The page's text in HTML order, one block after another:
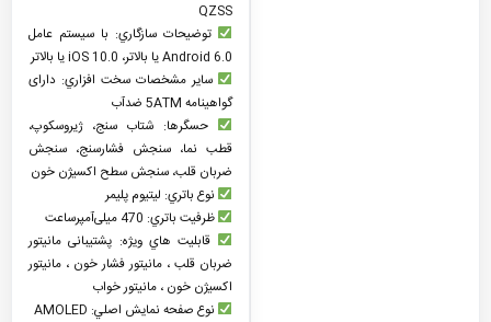
QZSS
توضيحات سازگاري: با سیستم عامل
Android 6.0 یا بالاتر، iOS 10.0 یا بالاتر
ساير مشخصات سخت افزاري: دارای
گواهینامه 5ATM ضدآب
حسگرها: شتاب سنج، ژیروسکوپ،
قطب نما، سنجش فشارسنج، سنجش
ضربان قلب، سنجش سطح اکسیژن خون
نوع باتري: لیتیوم پلیمر
ظرفيت باتري: 470 میلی‌آمپرساعت
قابليت هاي ويژه: پشتیبانی مانیتور
ضربان قلب ، مانیتور فشار خون ، مانیتور
اکسیژن خون ، مانیتور خواب
نوع صفحه نمايش اصلي: AMOLED